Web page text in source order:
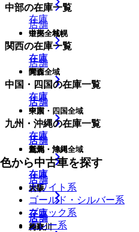
道央・札幌
在庫
店舗
道北・旭川
在庫
店舗
店舗
青森
在庫
店舗
岩手
在庫
在庫
店舗
東京
在庫
店舗
神奈川
中部の在庫一覧
中部全域
在庫
店舗
新潟
在庫
店舗
関西の在庫一覧
関西全域
在庫
店舗
大阪
在庫
中国・四国の在庫一覧
中国・四国全域
在庫
店舗
鳥取
九州・沖縄の在庫一覧
九州・沖縄全域
在庫
店舗
色から中古車を探す
ホワイト系
ゴールド・シルバー系
ブラック系
グレー系